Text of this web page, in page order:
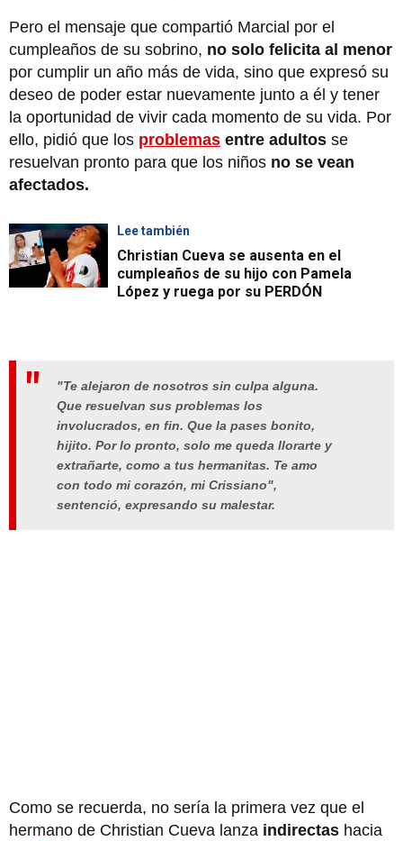
Pero el mensaje que compartió Marcial por el
cumpleaños de su sobrino, no solo felicita al menor
por cumplir un año más de vida, sino que expresó su
deseo de poder estar nuevamente junto a él y tener
la oportunidad de vivir cada momento de su vida. Por
ello, pidió que los problemas entre adultos se
resuelvan pronto para que los niños no se vean
afectados.
Lee también
Christian Cueva se ausenta en el
cumpleaños de su hijo con Pamela
López y ruega por su PERDÓN
"Te alejaron de nosotros sin culpa alguna.
Que resuelvan sus problemas los
involucrados, en fin. Que la pases bonito,
hijito. Por lo pronto, solo me queda llorarte y
extrañarte, como a tus hermanitas. Te amo
con todo mi corazón, mi Crissiano",
sentenció, expresando su malestar.
Como se recuerda, no sería la primera vez que el
hermano de Christian Cueva lanza indirectas hacia